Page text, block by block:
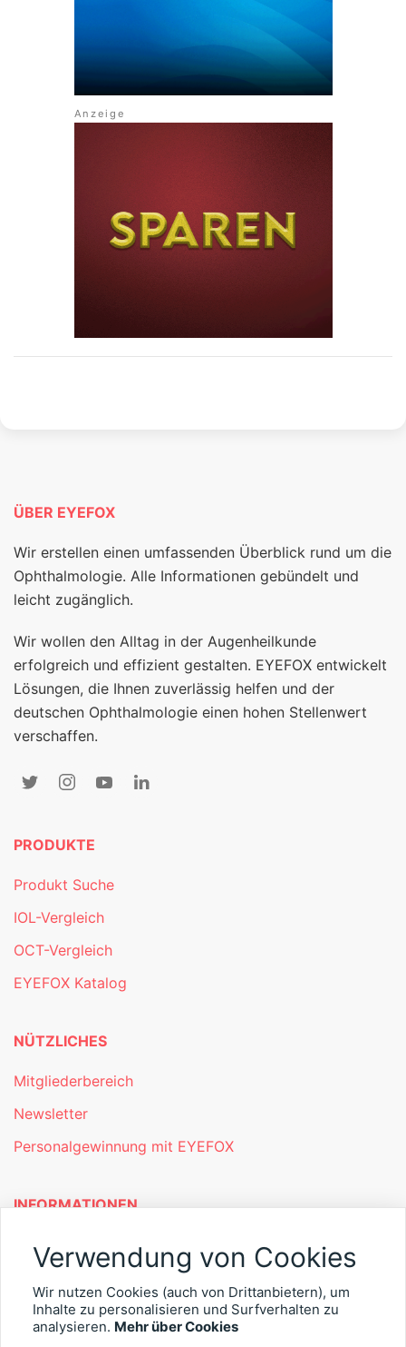
ÜBER EYEFOX
Wir erstellen einen umfassenden Überblick rund um die
Ophthalmologie. Alle Informationen gebündelt und
leicht zugänglich.
Wir wollen den Alltag in der Augenheilkunde
erfolgreich und effizient gestalten. EYEFOX entwickelt
Lösungen, die Ihnen zuverlässig helfen und der
deutschen Ophthalmologie einen hohen Stellenwert
verschaffen.
PRODUKTE
Produkt Suche
IOL-Vergleich
OCT-Vergleich
EYEFOX Katalog
NÜTZLICHES
Mitgliederbereich
Newsletter
Personalgewinnung mit EYEFOX
INFORMATIONEN
Was ist EYEFOX – Ihre Möglichkeiten
Kontakt
Verwendung von Cookies
Wir nutzen Cookies (auch von Drittanbietern), um
Inhalte zu personalisieren und Surfverhalten zu
analysieren. Mehr über Cookies